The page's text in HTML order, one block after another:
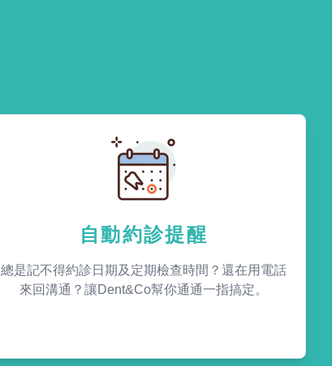
自動約診提醒
總是記不得約診日期及定期檢查時間？還在用電話
來回溝通？讓Dent&Co幫你通通一指搞定。